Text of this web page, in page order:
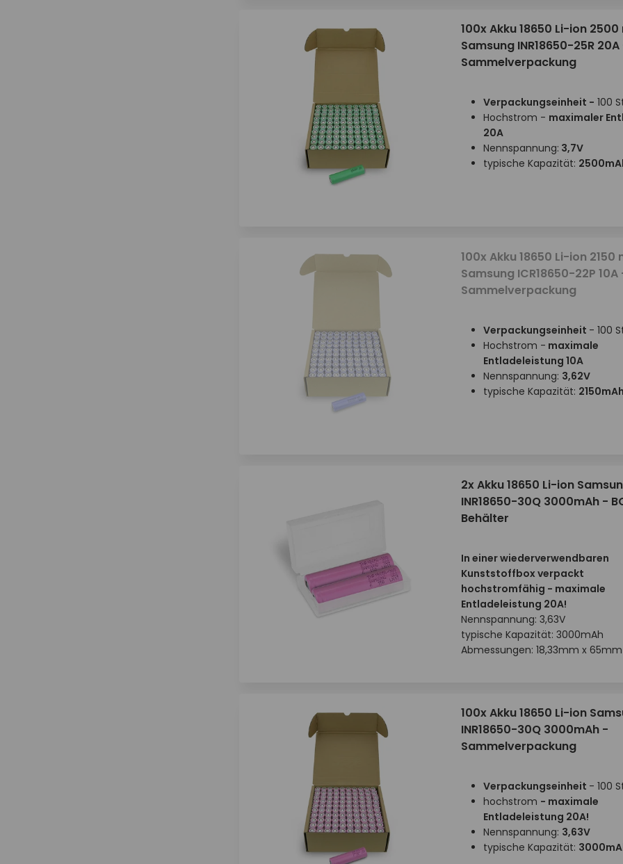
100x Akku 18650 Li-ion 2500
Samsung INR18650-25R
Sammelverpackung
Verpackungseinheit - 100
Hochstrom - maximaler
20A
Nennspannung: 3,7V
typische Kapazität:
100x Akku 18650 Li-ion 2150
Samsung ICR18650-22P 10A
Sammelverpackung
Verpackungseinheit - 100
Hochstrom - maximale
Entladeleistung 10A
Nennspannung: 3,62V
typische Kapazität: 2150mAh
2x Akku 18650 Li-ion
INR18650-30Q 3000mAh -
Behälter
In einer wiederverwendbaren
Kunststoffbox verpackt
hochstromfähig - maximale
Entladeleistung 20A!
Nennspannung: 3,63V
typische Kapazität: 3000mAh
Abmessungen: 18,33mm x 65mm
100x Akku 18650 Li-ion
INR18650-30Q 3000mAh -
Sammelverpackung
Verpackungseinheit - 100
hochstrom - maximale
Entladeleistung 20A!
Nennspannung: 3,63V
typische Kapazität: